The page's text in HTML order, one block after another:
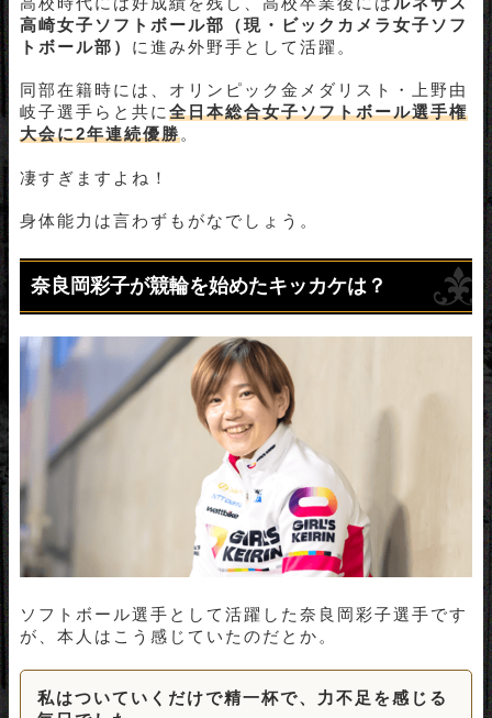
高崎女子ソフトボール部（現・ビックカメラ女子ソフ
トボール部） に進み外野手として活躍。
同部在籍時には、オリンピック金メダリスト・上野由
岐子選手らと共に 全日本総合女子ソフトボール選手権
大会に2年連続優勝。
凄すぎますよね！
身体能力は言わずもがなでしょう。
奈良岡彩子が競輪を始めたキッカケは？
ソフトボール選手として活躍した奈良岡彩子選手です
が、本人はこう感じていたのだとか。
私はついていくだけで精一杯で、力不足を感じる